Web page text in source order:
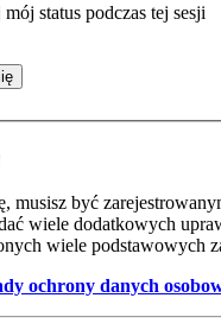
status podczas tej sesji
musisz być
wiele dodatkowych
wiele podstawowych
ochrony danych